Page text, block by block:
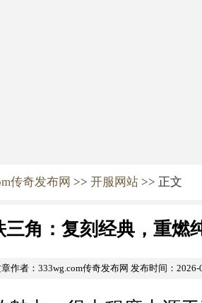
传奇发布网 >> 开服网站 >> 正文
三角：复刻经典，重燃
作者：333wg.com传奇发布网 发布时间：2026-